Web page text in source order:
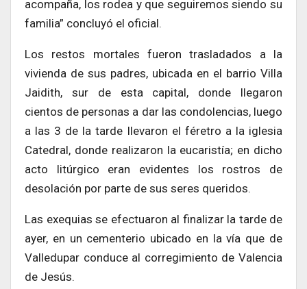
acompaña, los rodea y que seguiremos siendo su
familia” concluyó el oficial.
Los restos mortales fueron trasladados a la
vivienda de sus padres, ubicada en el barrio Villa
Jaidith, sur de esta capital, donde llegaron
cientos de personas a dar las condolencias, luego
a las 3 de la tarde llevaron el féretro a la iglesia
Catedral, donde realizaron la eucaristía; en dicho
acto litúrgico eran evidentes los rostros de
desolación por parte de sus seres queridos.
Las exequias se efectuaron al finalizar la tarde de
ayer, en un cementerio ubicado en la vía que de
Valledupar conduce al corregimiento de Valencia
de Jesús.